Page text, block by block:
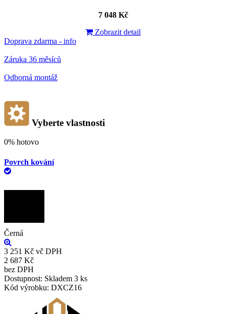
7 048 Kč
Zobrazit detail
Doprava zdarma - info
Záruka 36 měsíců
Odborná montáž
Vyberte vlastnosti
0% hotovo
Povrch kování
Černá
3 251 Kč vč DPH
2 687 Kč
bez DPH
Dostupnost: Skladem 3 ks
Kód výrobku: DXCZ16